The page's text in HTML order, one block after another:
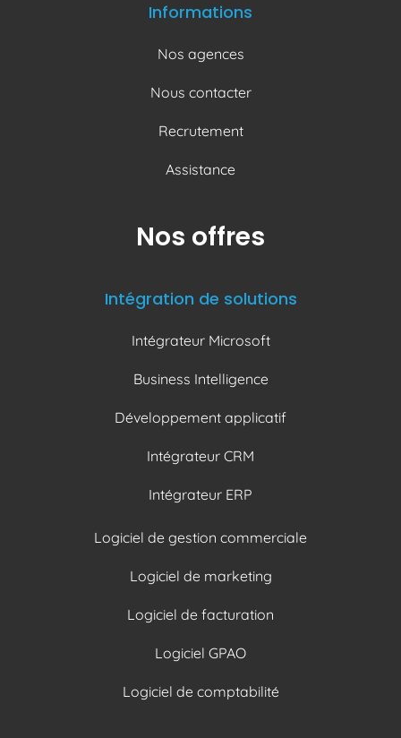
Informations
Nos agences
Nous contacter
Recrutement
Assistance
Nos offres
Intégration de solutions
Intégrateur Microsoft
Business Intelligence
Développement applicatif
Intégrateur CRM
Intégrateur ERP
Logiciel de gestion commerciale
Logiciel de marketing
Logiciel de facturation
Logiciel GPAO
Logiciel de comptabilité